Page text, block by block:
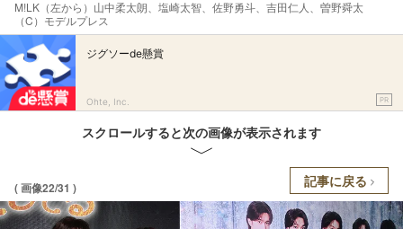
M!LK（左から）山中柔太朗、塩崎太智、佐野勇斗、吉田仁人、曽野舜太
（C）モデルプレス
ジグソーde懸賞
Ohte, Inc. PR
スクロールすると次の画像が表示されます
( 画像22/31 ) 記事に戻る